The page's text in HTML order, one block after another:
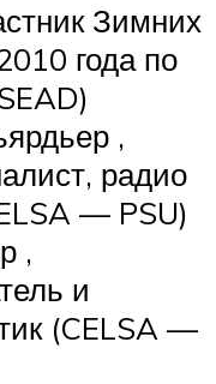
Зимних
года по
,
радио
— PSU)
,
и
(CELSA —